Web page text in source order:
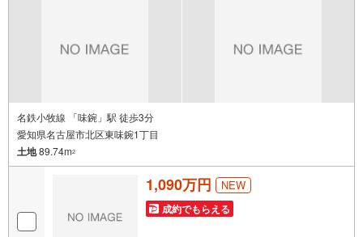
名鉄小牧線 「味鋺」駅 徒歩3分
愛知県名古屋市北区東味鋺1丁目
土地89.74m2
1,090万円 NEW
成約でもらえる